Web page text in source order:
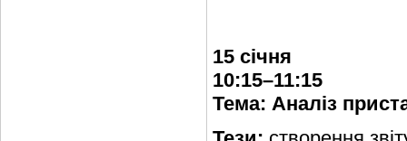
15 січня
10:15–11:15
Тема: Аналіз